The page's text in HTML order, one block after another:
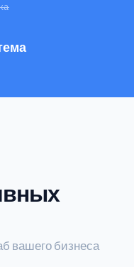
вашего бизнеса